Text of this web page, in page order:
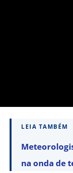
LEIA TAMBÉM
na onda de